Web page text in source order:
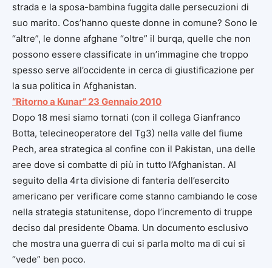
strada e la sposa-bambina fuggita dalle persecuzioni di
suo marito. Cos’hanno queste donne in comune? Sono le
“altre”, le donne afghane “oltre” il burqa, quelle che non
possono essere classificate in un’immagine che troppo
spesso serve all’occidente in cerca di giustificazione per
la sua politica in Afghanistan.
“Ritorno a Kunar” 23 Gennaio 2010
Dopo 18 mesi siamo tornati (con il collega Gianfranco
Botta, telecineoperatore del Tg3) nella valle del fiume
Pech, area strategica al confine con il Pakistan, una delle
aree dove si combatte di più in tutto l’Afghanistan. Al
seguito della 4rta divisione di fanteria dell’esercito
americano per verificare come stanno cambiando le cose
nella strategia statunitense, dopo l’incremento di truppe
deciso dal presidente Obama. Un documento esclusivo
che mostra una guerra di cui si parla molto ma di cui si
“vede” ben poco.